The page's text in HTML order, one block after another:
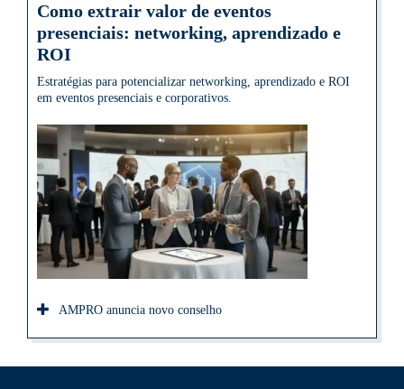
Como extrair valor de eventos
presenciais: networking, aprendizado e
ROI
Estratégias para potencializar networking, aprendizado e ROI
em eventos presenciais e corporativos.
AMPRO anuncia novo conselho